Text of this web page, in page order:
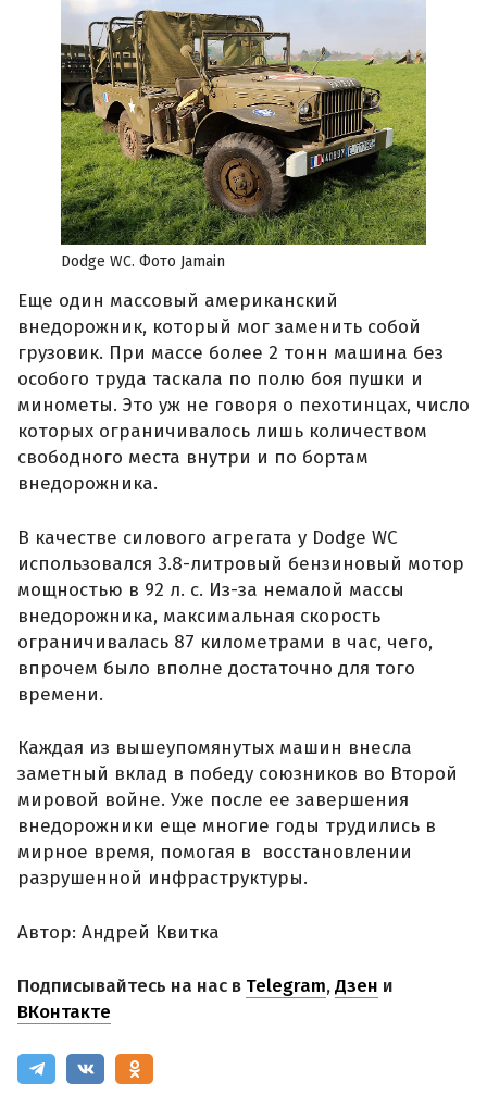
Dodge WC. Фото Jamain
Еще один массовый американский
внедорожник, который мог заменить собой
грузовик. При массе более 2 тонн машина без
особого труда таскала по полю боя пушки и
минометы. Это уж не говоря о пехотинцах, число
которых ограничивалось лишь количеством
свободного места внутри и по бортам
внедорожника.
В качестве силового агрегата у Dodge WC
использовался 3.8-литровый бензиновый мотор
мощностью в 92 л. с. Из-за немалой массы
внедорожника, максимальная скорость
ограничивалась 87 километрами в час, чего,
впрочем было вполне достаточно для того
времени.
Каждая из вышеупомянутых машин внесла
заметный вклад в победу союзников во Второй
мировой войне. Уже после ее завершения
внедорожники еще многие годы трудились в
мирное время, помогая в восстановлении
разрушенной инфраструктуры.
Автор: Андрей Квитка
Подписывайтесь на нас в Telegram,Дзен и
ВКонтакте